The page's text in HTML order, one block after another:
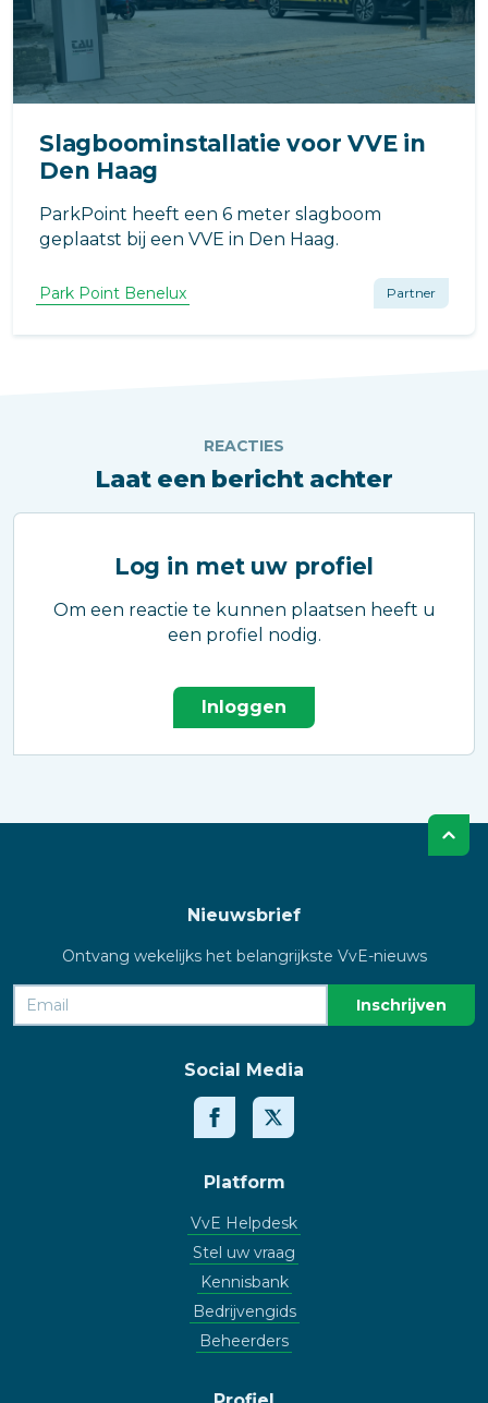
Slagboominstallatie voor VVE in
Den Haag
ParkPoint heeft een 6 meter slagboom
geplaatst bij een VVE in Den Haag.
Park Point Benelux Partner
REACTIES
Laat een bericht achter
Log in met uw profiel
Om een reactie te kunnen plaatsen heeft u
een profiel nodig.
Inloggen
Nieuwsbrief
Ontvang wekelijks het belangrijkste VvE-nieuws
Social Media
Platform
VvE Helpdesk
Stel uw vraag
Kennisbank
Bedrijvengids
Beheerders